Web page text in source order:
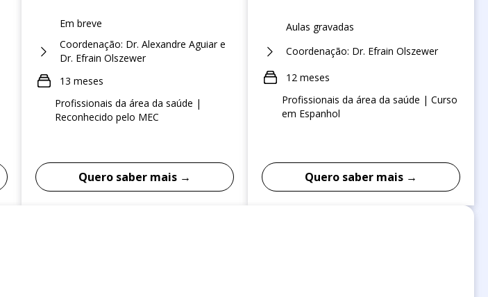
Em breve
Coordenação: Dr. Alexandre Aguiar e
Dr. Efrain Olszewer
13 meses
Profissionais da área da saúde |
Reconhecido pelo MEC
Quero saber mais →
Aulas gravadas
Coordenação: Dr. Efrain Olszewer
12 meses
Profissionais da área da saúde | Curso
em Espanhol
Quero saber mais →